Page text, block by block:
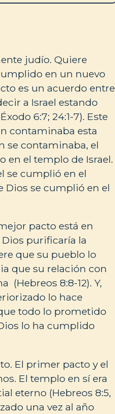
judío. Quiere
en un nuevo
es un acuerdo entre
a Israel estando
6:7; 24:1-7). Este
contaminaba esta
se contaminaba, el
en el templo de Israel.
se cumplió en el
Dios se cumplió en el
pacto está en
purificaría la
que su pueblo lo
que su relación con
8:8-12). Y,
lo hace
todo lo prometido
lo ha cumplido
El primer pacto y el
El templo en sí era
eterno (Hebreos 8:5,
una vez al año